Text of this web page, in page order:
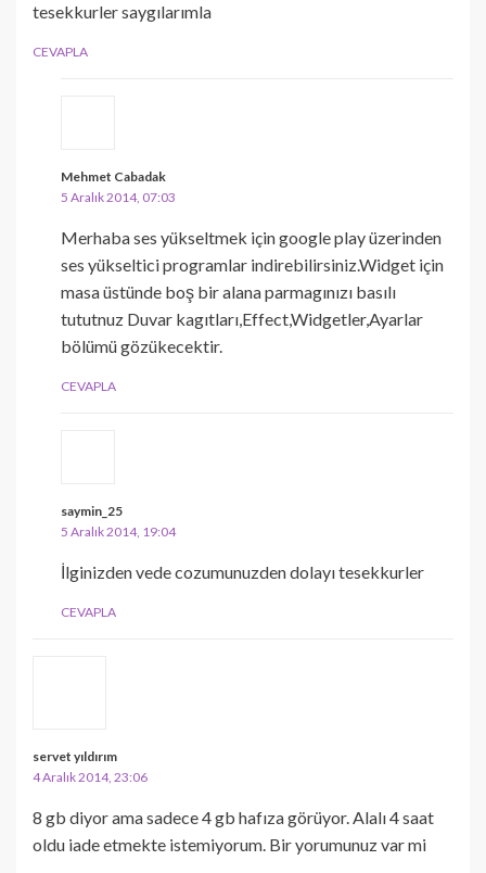
tesekkurler saygılarımla
CEVAPLA
Mehmet Cabadak
5 Aralık 2014, 07:03
Merhaba ses yükseltmek için google play üzerinden
ses yükseltici programlar indirebilirsiniz.Widget için
masa üstünde boş bir alana parmagınızı basılı
tututnuz Duvar kagıtları,Effect,Widgetler,Ayarlar
bölümü gözükecektir.
CEVAPLA
saymin_25
5 Aralık 2014, 19:04
İlginizden vede cozumunuzden dolayı tesekkurler
CEVAPLA
servet yıldırım
4 Aralık 2014, 23:06
8 gb diyor ama sadece 4 gb hafıza görüyor. Alalı 4 saat
oldu iade etmekte istemiyorum. Bir yorumunuz var mi